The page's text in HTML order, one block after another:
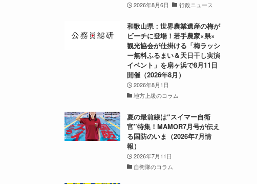
2026年8月6日 行政ニュース
和歌山県：世界農業遺産の梅が
ビーチに登場！若手農家×県×
観光協会が仕掛ける「梅ラッシ
ー無料ふるまい＆天日干し実演
イベント」を扇ヶ浜で8月11日
開催（2026年8月）
2026年8月1日
地方上級のコラム
夏の最前線は“スイマー自衛
官”特集！MAMOR7月号が伝え
る国防のいま（2026年7月情
報）
2026年7月11日
自衛隊のコラム